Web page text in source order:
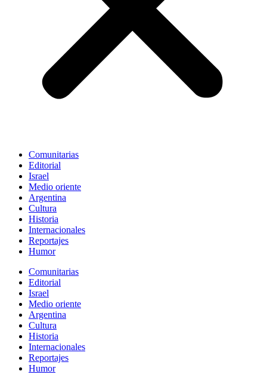
Comunitarias
Editorial
Israel
Medio oriente
Argentina
Cultura
Historia
Internacionales
Reportajes
Humor
Comunitarias
Editorial
Israel
Medio oriente
Argentina
Cultura
Historia
Internacionales
Reportajes
Humor